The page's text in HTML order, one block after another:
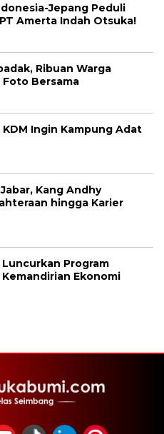
Jepang Peduli
Amerta Indah Otsuka!
Ribuan Warga
Bersama
Ingin Kampung Adat
Kang Andhy
hingga Karier
Program
Ekonomi